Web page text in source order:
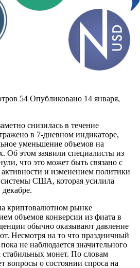
54 Опубликовано 14 января,
снизилась в течение
в 7-дневном индикаторе,
уменьшение объемов на
Об этом заявили специалисты из
что это может быть связано с
и изменением политики
США, которая усилила
криптовалютном рынке
объемов конверсии из фиата в
обычно оказывают давление
Несмотря на то что праздничный
не наблюдается значительного
стабильных монет. По словам
вопросы о состоянии спроса на